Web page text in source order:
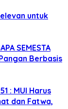
untuk
SEMESTA
Berbasis
: MUI Harus
dan Fatwa,